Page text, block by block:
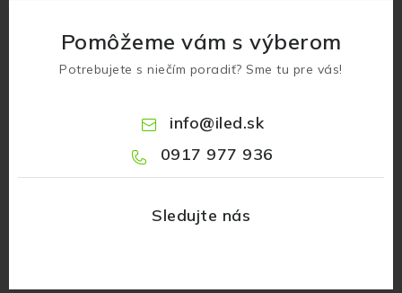
Pomôžeme vám s výberom
Potrebujete s niečím poradiť? Sme tu pre vás!
info@iled.sk
0917 977 936